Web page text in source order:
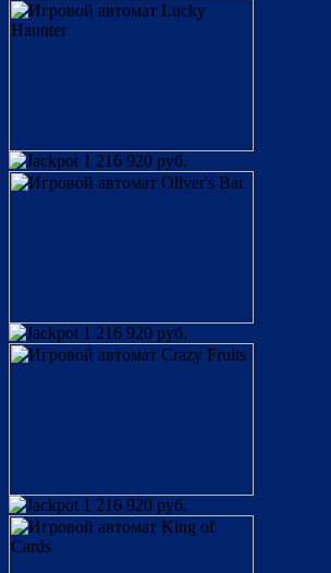
1 216 920 руб.
1 216 920 руб.
1 216 920 руб.